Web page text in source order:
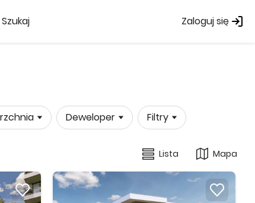
Szukaj Zaloguj się
Deweloper Filtry
Lista Mapa